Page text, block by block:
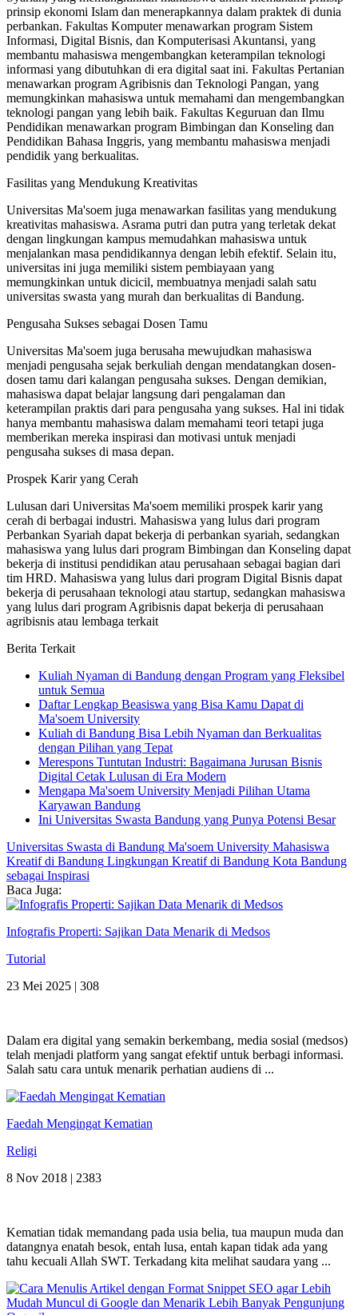
prinsip ekonomi Islam dan menerapkannya dalam praktek di dunia
perbankan. Fakultas Komputer menawarkan program Sistem
Informasi, Digital Bisnis, dan Komputerisasi Akuntansi, yang
membantu mahasiswa mengembangkan keterampilan teknologi
informasi yang dibutuhkan di era digital saat ini. Fakultas Pertanian
menawarkan program Agribisnis dan Teknologi Pangan, yang
memungkinkan mahasiswa untuk memahami dan mengembangkan
teknologi pangan yang lebih baik. Fakultas Keguruan dan Ilmu
Pendidikan menawarkan program Bimbingan dan Konseling dan
Pendidikan Bahasa Inggris, yang membantu mahasiswa menjadi
pendidik yang berkualitas.
Fasilitas yang Mendukung Kreativitas
Universitas Ma'soem juga menawarkan fasilitas yang mendukung
kreativitas mahasiswa. Asrama putri dan putra yang terletak dekat
dengan lingkungan kampus memudahkan mahasiswa untuk
menjalankan masa pendidikannya dengan lebih efektif. Selain itu,
universitas ini juga memiliki sistem pembiayaan yang
memungkinkan untuk dicicil, membuatnya menjadi salah satu
universitas swasta yang murah dan berkualitas di Bandung.
Pengusaha Sukses sebagai Dosen Tamu
Universitas Ma'soem juga berusaha mewujudkan mahasiswa
menjadi pengusaha sejak berkuliah dengan mendatangkan dosen-
dosen tamu dari kalangan pengusaha sukses. Dengan demikian,
mahasiswa dapat belajar langsung dari pengalaman dan
keterampilan praktis dari para pengusaha yang sukses. Hal ini tidak
hanya membantu mahasiswa dalam memahami teori tetapi juga
memberikan mereka inspirasi dan motivasi untuk menjadi
pengusaha sukses di masa depan.
Prospek Karir yang Cerah
Lulusan dari Universitas Ma'soem memiliki prospek karir yang
cerah di berbagai industri. Mahasiswa yang lulus dari program
Perbankan Syariah dapat bekerja di perbankan syariah, sedangkan
mahasiswa yang lulus dari program Bimbingan dan Konseling dapat
bekerja di institusi pendidikan atau perusahaan sebagai bagian dari
tim HRD. Mahasiswa yang lulus dari program Digital Bisnis dapat
bekerja di perusahaan teknologi atau startup, sedangkan mahasiswa
yang lulus dari program Agribisnis dapat bekerja di perusahaan
agribisnis atau lembaga terkait
Berita Terkait
Kuliah Nyaman di Bandung dengan Program yang Fleksibel
untuk Semua
Daftar Lengkap Beasiswa yang Bisa Kamu Dapat di
Ma'soem University
Kuliah di Bandung Bisa Lebih Nyaman dan Berkualitas
dengan Pilihan yang Tepat
Merespons Tuntutan Industri: Bagaimana Jurusan Bisnis
Digital Cetak Lulusan di Era Modern
Mengapa Ma'soem University Menjadi Pilihan Utama
Karyawan Bandung
Ini Universitas Swasta Bandung yang Punya Potensi Besar
Universitas Swasta di Bandung Ma'soem University Mahasiswa
Kreatif di Bandung Lingkungan Kreatif di Bandung Kota Bandung
sebagai Inspirasi
Baca Juga:
Infografis Properti: Sajikan Data Menarik di Medsos
Tutorial
23 Mei 2025 | 308
Dalam era digital yang semakin berkembang, media sosial (medsos)
telah menjadi platform yang sangat efektif untuk berbagi informasi.
Salah satu cara untuk menarik perhatian audiens di ...
Faedah Mengingat Kematian
Religi
8 Nov 2018 | 2383
Kematian tidak memandang pada usia belia, tua maupun muda dan
datangnya enatah besok, entah lusa, entah kapan tidak ada yang
tahu kecuali Allah SWT. Terkadang kita melihat saudara yang ...